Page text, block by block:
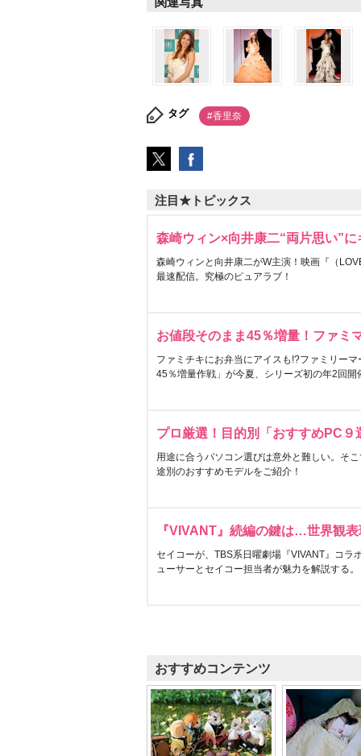
タグ #香里奈
注目★トピックス
森崎ウィン×向井康二“両片思い”
森崎ウィンと向井康二がW主演！映画『（
最速配信。究極のピュアラブ！
お値段そのまま45％増量！ファミ
ファミチキにお弁当にアイスも!?ファミリー
45％増量作戦」が今夏、シリーズ初の年2回開
プロ厳選！目的別「おすすめPC９
用途に合うパソコン選びは意外と難しい。そ
途別のおすすめモデルをご紹介！
『VIVANT』続編の鍵は…世界観
セイコーが、TBS系日曜劇場『VIVANT』コラ
ューサーとセイコー担当者が魅力を解説する。
おすすめコンテンツ